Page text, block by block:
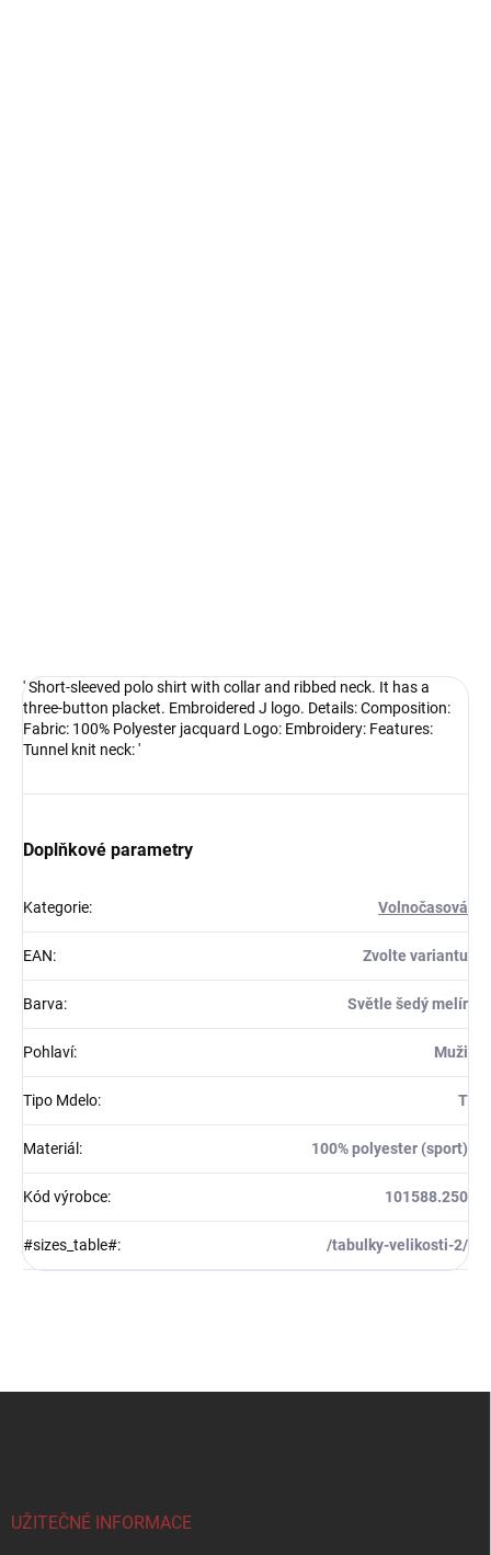
' Short-sleeved polo shirt with collar and ribbed neck. It has a
three-button placket. Embroidered J logo. Details: Composition:
Fabric: 100% Polyester jacquard Logo: Embroidery: Features:
Tunnel knit neck: '
Doplňkové parametry
Kategorie: Volnočasová
EAN: Zvolte variantu
Barva: Světle šedý melír
Pohlaví: Muži
Tipo Mdelo: T
Materiál : 100% polyester (sport)
Kód výrobce: 101588.250
#sizes_table#: /tabulky-velikosti-2/
UŽITEČNÉ INFORMACE